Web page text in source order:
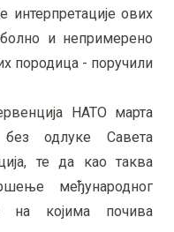
интерпретације ових
и непримерено
породица - поручили
НАТО марта
одлуке Савета
те да као таква
међународног
на којима почива